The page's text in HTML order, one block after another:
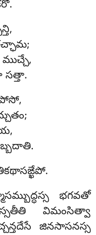
భగవతో
విమంసిత్వా
జినసాసనస్స